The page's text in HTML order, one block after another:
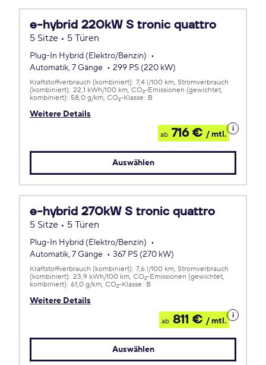
e-hybrid 220kW S tronic quattro
5 Sitze • 5 Türen
Plug-In Hybrid (Elektro/Benzin)
Automatik, 7 Gänge
299 PS (220 kW)
Weitere Details
Kraftstoffverbrauch (kombiniert): 7,4 l/100 km Stromverbrauch
(kombiniert): 22,1 kWh/100 km CO2-Emissionen (gewichtet,
kombiniert): 58,0 g/km CO2-Klasse: B
ab 716 € / mtl.
Details
zum
Auswählen
e-hybrid 270kW S tronic quattro
5 Sitze • 5 Türen
Plug-In Hybrid (Elektro/Benzin)
Automatik, 7 Gänge
367 PS (270 kW)
Weitere Details
Kraftstoffverbrauch (kombiniert): 7,6 l/100 km Stromverbrauch
(kombiniert): 23,9 kWh/100 km CO2-Emissionen (gewichtet,
kombiniert): 61,0 g/km CO2-Klasse: B
ab 811 € / mtl.
Details
zum
Auswählen